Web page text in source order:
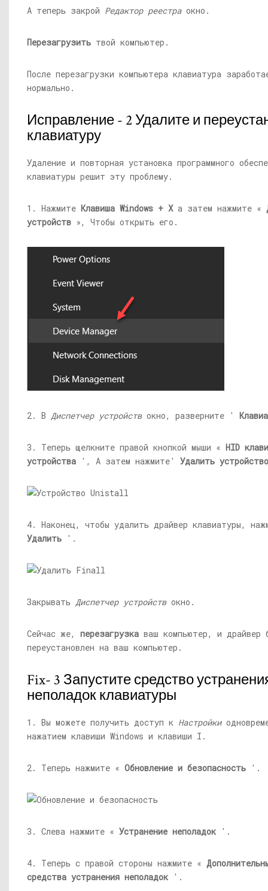
А теперь закрой Редактор реестраокно.
Перезагрузить твой компьютер.
После перезагрузки компьютера клавиатура
нормально.
Исправление - 2 Удалите и
клавиатуру
Удаление и повторная установка программного
клавиатуры решит эту проблему.
1. Нажмите Клавиша Windows + Xа затем нажмите «
устройств », Чтобы открыть его.
2. В Диспетчер устройствокно, разверните '
3. Теперь щелкните правой кнопкой мыши « HID
устройства ', А затем нажмите' Удалить устройство
4. Наконец, чтобы удалить драйвер клавиатуры,
Удалить '.
Закрывать Диспетчер устройствокно.
Сейчас же, перезагрузка ваш компьютер, и драйвер
переустановлен на ваш компьютер.
Fix- 3 Запустите средство
неполадок клавиатуры
1. Вы можете получить доступ к Настройки
нажатием клавиши Windows и клавиши I.
2. Теперь нажмите « Обновление и безопасность '.
3. Слева нажмите « Устранение неполадок '.
4. Теперь с правой стороны нажмите «
средства устранения неполадок '.